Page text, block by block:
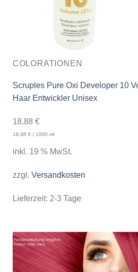
COLORATIONEN
Scruples Pure Oxi Developer 10
Haar Entwickler Unisex
18,88 €
18,88 €/ 1000 ml
inkl. 19 % MwSt.
zzgl. Versandkosten
Lieferzeit: 2-3 Tage